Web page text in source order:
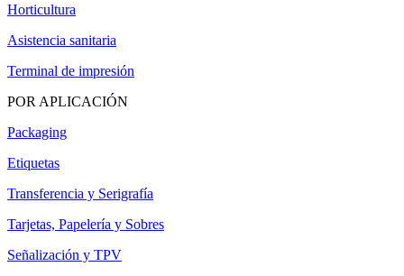
Horticultura
Asistencia sanitaria
Terminal de impresión
POR APLICACIÓN
Packaging
Etiquetas
Transferencia y Serigrafía
Tarjetas, Papelería y Sobres
Señalización y TPV